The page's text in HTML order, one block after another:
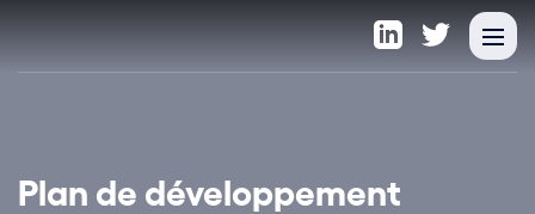
Plan de développement